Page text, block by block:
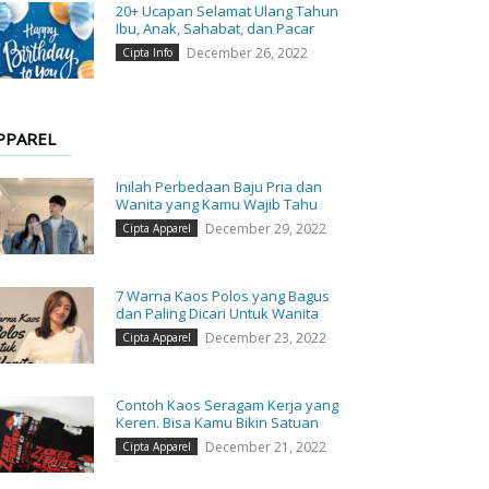
20+ Ucapan Selamat Ulang Tahun
Ibu, Anak, Sahabat, dan Pacar
Cipta Info December 26, 2022
Inilah Perbedaan Baju Pria dan
Wanita yang Kamu Wajib Tahu
Cipta Apparel December 29, 2022
7 Warna Kaos Polos yang Bagus
dan Paling Dicari Untuk Wanita
Cipta Apparel December 23, 2022
Contoh Kaos Seragam Kerja yang
Keren. Bisa Kamu Bikin Satuan
Cipta Apparel December 21, 2022